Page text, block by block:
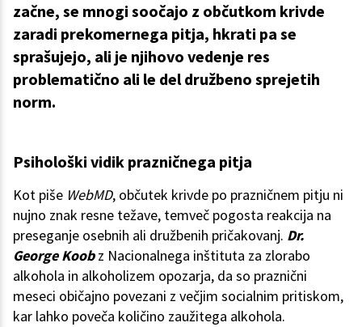
začne, se mnogi soočajo z občutkom krivde
zaradi prekomernega pitja, hkrati pa se
sprašujejo, ali je njihovo vedenje res
problematično ali le del družbeno sprejetih
norm.
Psihološki vidik prazničnega pitja
Kot piše WebMD, občutek krivde po prazničnem pitju ni
nujno znak resne težave, temveč pogosta reakcija na
preseganje osebnih ali družbenih pričakovanj. Dr.
George Koobz Nacionalnega inštituta za zlorabo
alkohola in alkoholizem opozarja, da so praznični
meseci običajno povezani z večjim socialnim pritiskom,
kar lahko poveča količino zaužitega alkohola.